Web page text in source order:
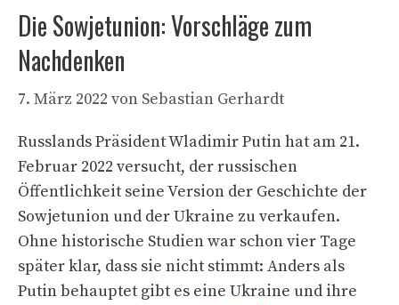
Die Sowjetunion: Vorschläge zum
Nachdenken
7. März 2022 von Sebastian Gerhardt
Russlands Präsident Wladimir Putin hat am 21.
Februar 2022 versucht, der russischen
Öffentlichkeit seine Version der Geschichte der
Sowjetunion und der Ukraine zu verkaufen.
Ohne historische Studien war schon vier Tage
später klar, dass sie nicht stimmt: Anders als
Putin behauptet gibt es eine Ukraine und ihre